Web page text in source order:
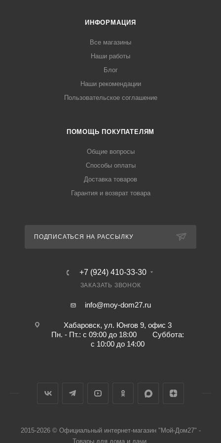
ИНФОРМАЦИЯ
Все магазины
Наши работы
Блог
Наши рекомендации
Пользовательское соглашение
ПОМОЩЬ ПОКУПАТЕЛЯМ
Общие вопросы
Способы оплаты
Доставка товаров
Гарантия и возврат товара
ПОДПИСАТЬСЯ НА РАССЫЛКУ
+7 (924) 410-33-30
ЗАКАЗАТЬ ЗВОНОК
info@moy-dom27.ru
Хабаровск, ул. Юнгов 9, офис 3
Пн. - Пт.: с 09:00 до 18:00 Суббота:
с 10:00 до 14:00
2015-2026 © Официальный интернет-магазин "Мой-Дом27" -
Товары для дома и дачи.